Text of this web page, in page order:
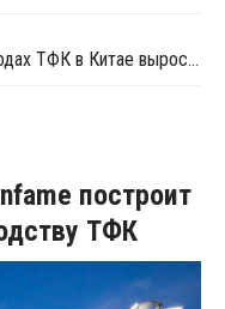
Средняя загрузка мощностей на заводах ТФК в Китае выросла в начале мая на 3%
построит
ТФК